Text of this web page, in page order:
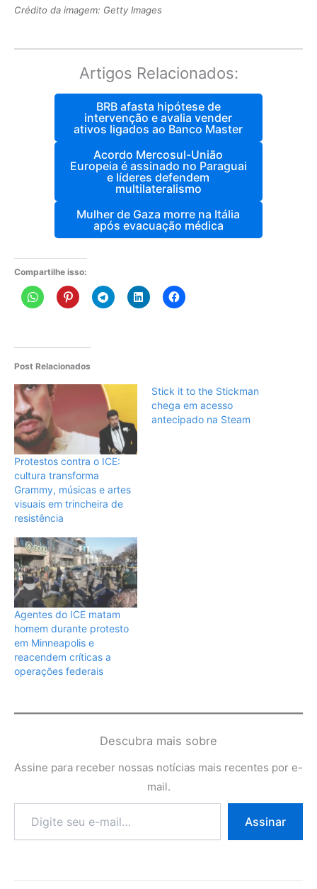
Crédito da imagem: Getty Images
Artigos Relacionados:
BRB afasta hipótese de
intervenção e avalia vender
ativos ligados ao Banco Master
Acordo Mercosul-União
Europeia é assinado no Paraguai
e líderes defendem
multilateralismo
Mulher de Gaza morre na Itália
após evacuação médica
Compartilhe isso:
Post Relacionados
Protestos contra o ICE:
cultura transforma
Grammy, músicas e artes
visuais em trincheira de
resistência
Stick it to the Stickman
chega em acesso
antecipado na Steam
Agentes do ICE matam
homem durante protesto
em Minneapolis e
reacendem críticas a
operações federais
Descubra mais sobre
Assine para receber nossas notícias mais recentes por e-
mail.
e-
Assinar